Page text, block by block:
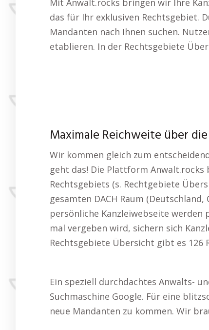
das für Ihr exklusiven Rechtsgebiet.
Mandanten nach Ihnen suchen.
etablieren. In der Rechtsgebiete
Maximale Reichweite über
Wir kommen gleich zum
geht das! Die Plattform
Rechtsgebiets (s. Rechtgebiete
gesamten DACH Raum
persönliche Kanzleiwebseite
mal vergeben wird, sichern sich
Rechtsgebiete Übersicht gibt es 126
Ein speziell durchdachtes Anwalts-
Suchmaschine Google. Für eine
neue Mandanten zu kommen. Wir